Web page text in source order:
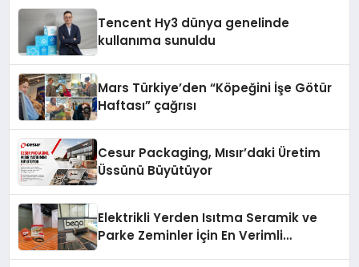
Tencent Hy3 dünya genelinde
kullanıma sunuldu
Mars Türkiye’den “Köpeğini İşe Götür
Haftası” çağrısı
Cesur Packaging, Mısır’daki Üretim
Üssünü Büyütüyor
Elektrikli Yerden Isıtma Seramik ve
Parke Zeminler İçin En Verimli